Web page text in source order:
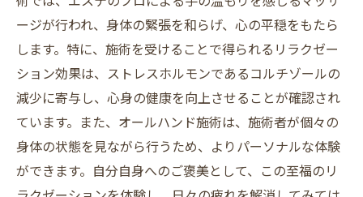
ージが行われ、身体の緊張を和らげ、心の平穏をもたら
します。特に、施術を受けることで得られるリラクゼー
ション効果は、ストレスホルモンであるコルチゾールの
減少に寄与し、心身の健康を向上させることが確認され
ています。また、オールハンド施術は、施術者が個々の
身体の状態を見ながら行うため、よりパーソナルな体験
ができます。自分自身へのご褒美として、この至福のリ